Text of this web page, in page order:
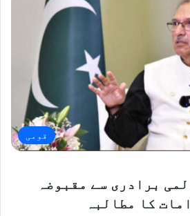
قومی
برادری سے مقبوضہ
کا مطالبہ